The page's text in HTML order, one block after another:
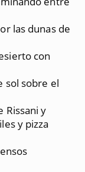
las dunas de
con
sol sobre el
Rissani y
y pizza